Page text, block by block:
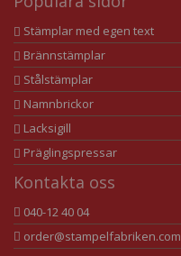
Stämplar med egen text
Brännstämplar
Stålstämplar
Namnbrickor
Lacksigill
Präglingspressar
Kontakta oss
040-12 40 04
order@stampelfabriken.com